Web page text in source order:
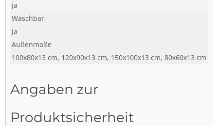
ja
Waschbar
ja
Außenmaße
100x80x13 cm, 120x90x13 cm, 150x100x13 cm, 80x60x13 cm
Angaben zur
Produktsicherheit